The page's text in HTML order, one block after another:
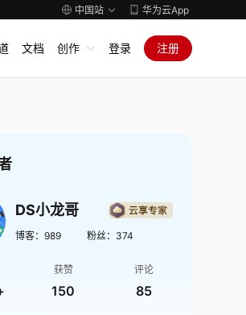
中国站 华为云App
文档 创作 登录 注册
DS小龙哥
博客： 989 粉丝： 374
获赞
150
评论
85